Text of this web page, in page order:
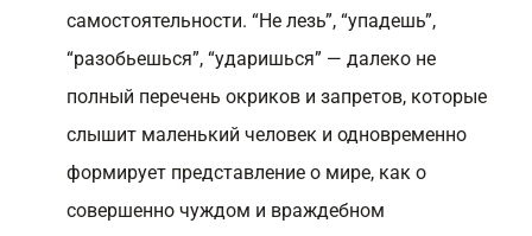
самостоятельности. “Не лезь”, “упадешь”,
“разобьешься”, “ударишься” — далеко не
полный перечень окриков и запретов, которые
слышит маленький человек и одновременно
формирует представление о мире, как о
совершенно чуждом и враждебном